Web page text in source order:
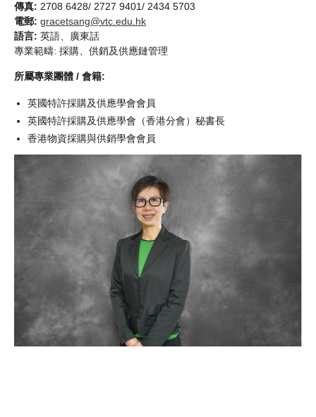
傳真: 2708 6428/ 2727 9401/ 2434 5703
電郵: gracetsang@vtc.edu.hk
語言: 英語、廣東話
專業範疇: 採購、供銷及供應鏈管理
所屬專業團體 / 會籍:
英國特許採購及供應學會會員
英國特許採購及供應學會（香港分會）秘書長
香港物資採購與供銷學會會員